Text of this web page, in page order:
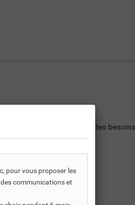
soit répondre à des
-35%
pour vous proposer les
communications et